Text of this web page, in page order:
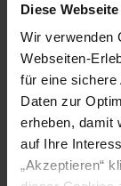
Diese
Wir verwenden
Webseiten-
für eine sichere
Daten zur
erheben, damit
auf Ihre
„Akzeptieren“
bedienbaren
sperrige
erklärt
gelingt
optimal